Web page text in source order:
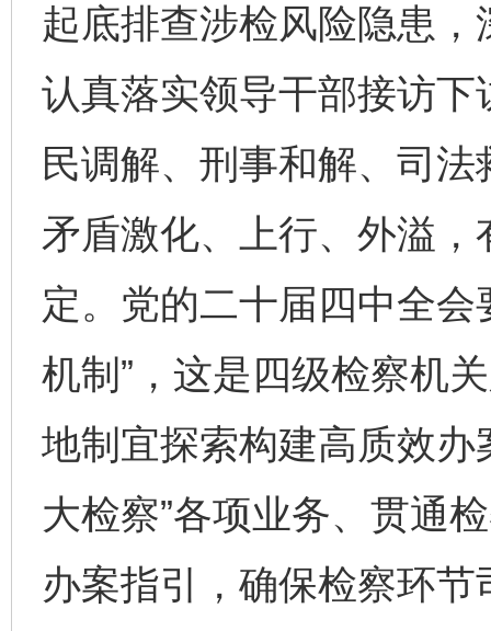
起底排查涉检风险隐患
认真落实领导干部接访
民调解、刑事和解、司
矛盾激化、上行、外溢
定。党的二十届四中全
机制”，这是四级检察机
地制宜探索构建高质效办
大检察”各项业务、贯通
办案指引，确保检察环